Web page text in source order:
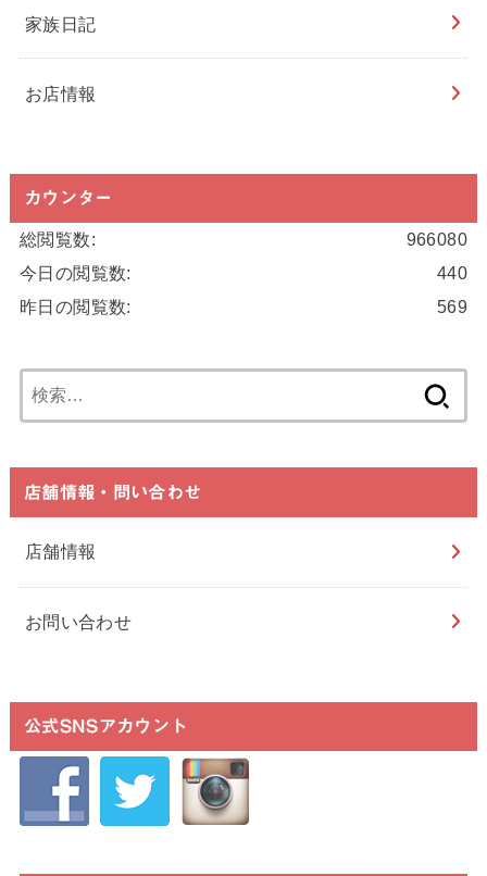
家族日記
お店情報
カウンター
966080
総閲覧数:
440
今日の閲覧数:
569
昨日の閲覧数:
索:
店舗情報・問い合わせ
店舗情報
お問い合わせ
公式SNSアカウント